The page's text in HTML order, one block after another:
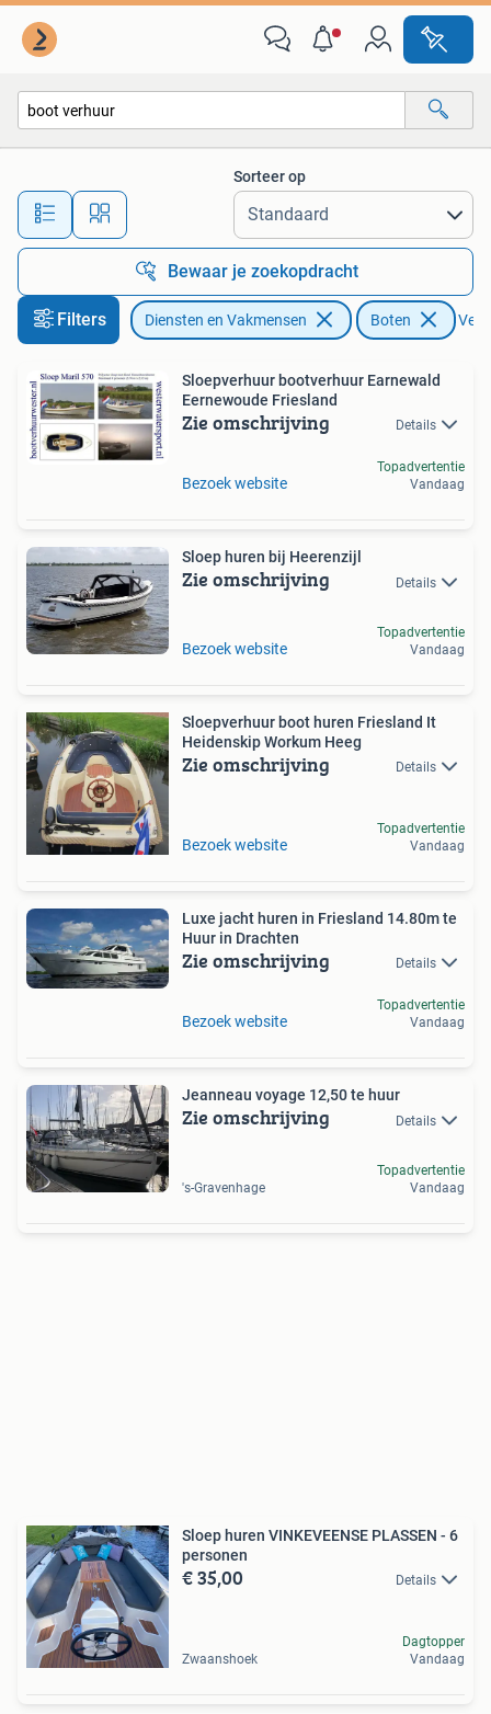
Alle afstanden…
Sorteer op
Bewaar je zoekopdracht
Filters Diensten en Vakmensen Boten
Sloepverhuur bootverhuur Earnewald
Eernewoude Friesland
Zie omschrijving Details
Bezoek website
Topadvertentie
Vandaag
Sloep huren bij Heerenzijl
Zie omschrijving Details
Bezoek website
Topadvertentie
Vandaag
Sloepverhuur boot huren Friesland It
Heidenskip Workum Heeg
Zie omschrijving Details
Bezoek website
Topadvertentie
Vandaag
Luxe jacht huren in Friesland 14.80m te
Huur in Drachten
Zie omschrijving Details
Bezoek website
Topadvertentie
Vandaag
Jeanneau voyage 12,50 te huur
Zie omschrijving Details
's-Gravenhage
Topadvertentie
Vandaag
Sloep huren VINKEVEENSE PLASSEN - 6
personen
€ 35,00 Details
Zwaanshoek
Dagtopper
Vandaag